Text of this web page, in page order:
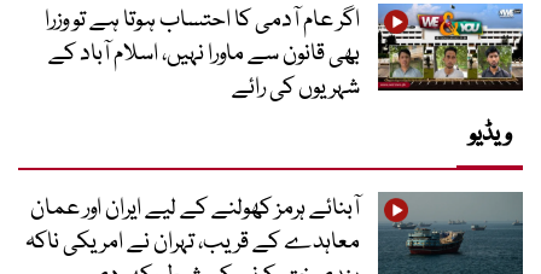
اگر عام آدمی کا احتساب ہوتا ہے تو وزرا
بھی قانون سے ماورا نہیں، اسلام آباد کے
شہریوں کی رائے
ویڈیو
آبنائے ہرمز کھولنے کے لیے ایران اور عمان
معاہدے کے قریب، تہران نے امریکی ناکہ